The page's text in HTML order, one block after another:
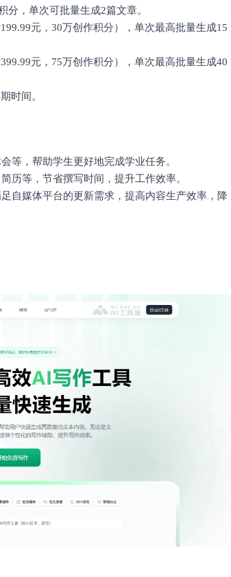
分，单次可批量生成2篇文章。
元，30万创作积分），单次最高批量生成15
元，75万创作积分），单次最高批量生成40
时间。
等，帮助学生更好地完成学业任务。
历等，节省撰写时间，提升工作效率。
自媒体平台的更新需求，提高内容生产效率，降